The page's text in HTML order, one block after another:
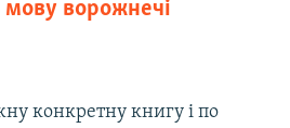
ворожнечі
конкретну книгу і по